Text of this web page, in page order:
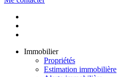
Immobilier
Propriétés
Estimation immobilière